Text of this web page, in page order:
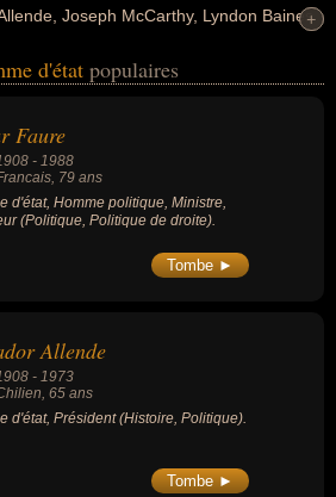
Joseph McCarthy, Lyndon Baines
de la politique de droite ou de
ou président. En ce qui concerne leurs
leurs morts, ils peuvent avoir été
par exemple.
+
+
d'état populaires
Faure
- 1988
, 79 ans
d'état, Homme politique, Ministre,
(Politique, Politique de droite).
Tombe ►
Allende
- 1973
, 65 ans
d'état, Président (Histoire, Politique).
Tombe ►